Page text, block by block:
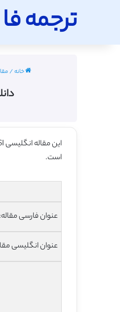
ترجمه فا
خانه/
این مقاله انگلیسی ISI در نشریه الزویر در 9 صفحه در سال 2014 منتشر شده و ترجمه آن 25 صفحه میباشد. کیفیت ترجمه این مقاله ارزان – نقره ای
است.
عنوان فارسی مقاله:
عنوان انگلیسی